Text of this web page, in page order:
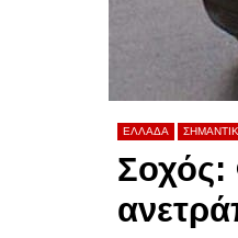
ΕΛΛΑΔΑ
Σοχός: